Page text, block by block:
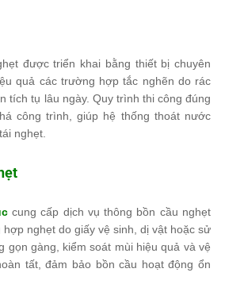
được triển khai bằng thiết bị chuyên
quả các trường hợp tắc nghẽn do rác
tích tụ lâu ngày. Quy trình thi công đúng
công trình, giúp hệ thống thoát nước
nghẹt.
cung cấp dịch vụ thông bồn cầu nghẹt
nghẹt do giấy vệ sinh, dị vật hoặc sử
gọn gàng, kiểm soát mùi hiệu quả và vệ
tất, đảm bảo bồn cầu hoạt động ổn